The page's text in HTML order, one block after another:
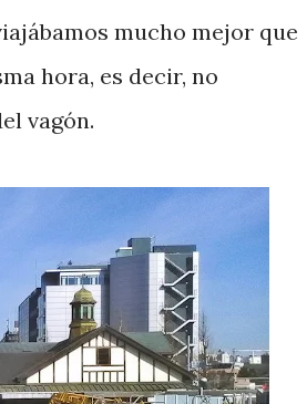
mucho mejor que
hora, es decir, no
vagón.